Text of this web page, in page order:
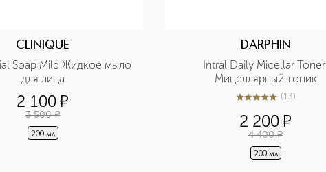
CLINIQUE
Soap Mild Жидкое мыло
для лица
2 100¤
3 500 ¤
200 мл
DARPHIN
Intral Daily Micellar Toner
Мицеллярный тоник
4.8из513 (13)
2 200¤
4 400 ¤
200 мл